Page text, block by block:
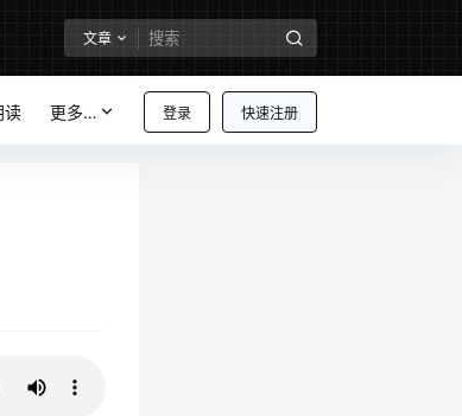
文章
登录 快速注册
读 更多…